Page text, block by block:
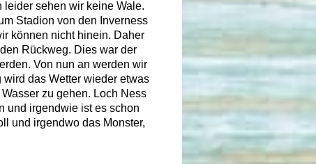
sehen wir keine Wale.
Stadion von den Inverness
können nicht hinein. Daher
Rückweg. Dies war der
Von nun an werden wir
das Wetter wieder etwas
zu gehen. Loch Ness
und irgendwie ist es schon
und irgendwo das Monster,